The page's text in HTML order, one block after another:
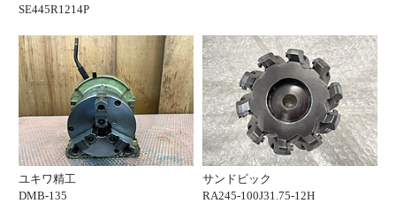
SE445R1214P
ユキワ精工
DMB-135
サンドビック
RA245-100J31.75-12H